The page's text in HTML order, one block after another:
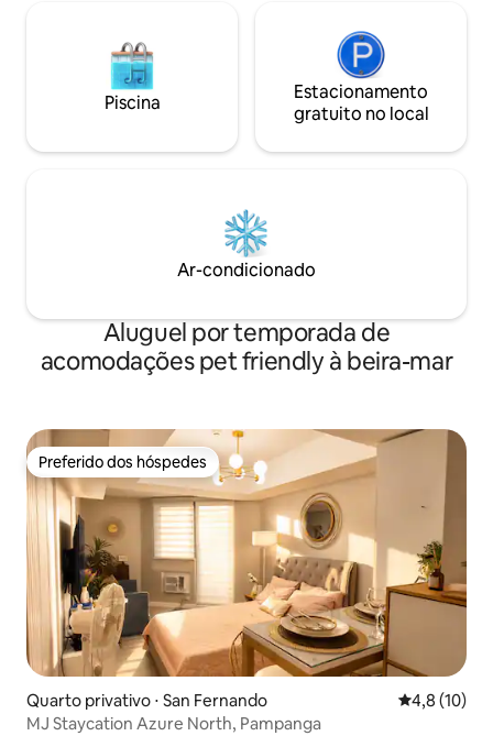
Piscina
Estacionamento
gratuito no local
Ar-condicionado
Aluguel por temporada de
acomodações pet friendly à beira-mar
Preferido dos hóspedes
Preferido dos hóspedes
Quarto privativo ⋅ San Fernando 4,8 de uma
4,8 (10)
MJ Staycation Azure North, Pampanga